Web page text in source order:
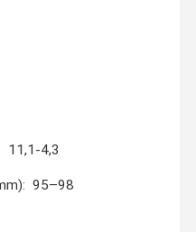
11,1-4,3
95–98